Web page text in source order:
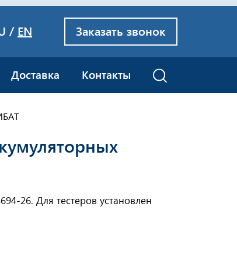
/ EN Заказать звонок
Доставка Контакты
26. Для тестеров установлен